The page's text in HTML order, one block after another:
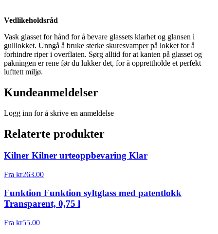
Vedlikeholdsråd
Vask glasset for hånd for å bevare glassets klarhet og glansen i
gulllokket. Unngå å bruke sterke skuresvamper på lokket for å
forhindre riper i overflaten. Sørg alltid for at kanten på glasset og
pakningen er rene før du lukker det, for å opprettholde et perfekt
lufttett miljø.
Kundeanmeldelser
Logg inn for å skrive en anmeldelse
Relaterte produkter
Kilner Kilner urteoppbevaring Klar
Fra kr263.00
Funktion Funktion syltglass med patentlokk
Transparent, 0,75 l
Fra kr55.00